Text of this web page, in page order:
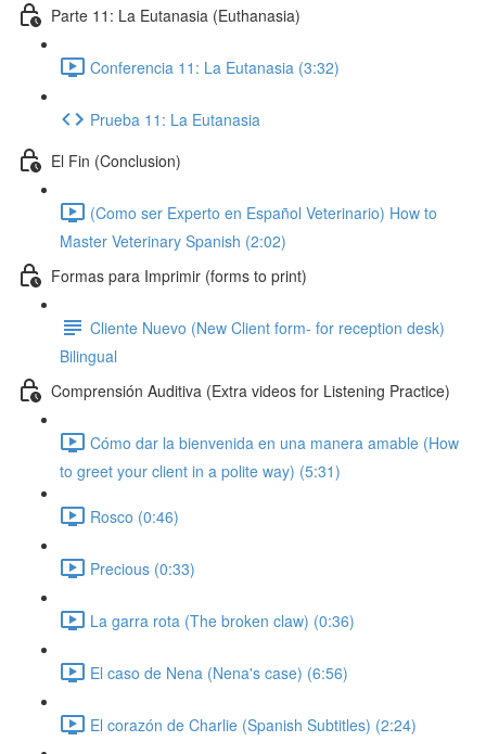
Parte 11: La Eutanasia (Euthanasia)
Conferencia 11: La Eutanasia (3:32)
Prueba 11: La Eutanasia
El Fin (Conclusion)
(Como ser Experto en Español Veterinario) How to
Master Veterinary Spanish (2:02)
Formas para Imprimir (forms to print)
Cliente Nuevo (New Client form- for reception desk)
Bilingual
Comprensión Auditiva (Extra videos for Listening Practice)
Cómo dar la bienvenida en una manera amable (How
to greet your client in a polite way) (5:31)
Rosco (0:46)
Precious (0:33)
La garra rota (The broken claw) (0:36)
El caso de Nena (Nena's case) (6:56)
El corazón de Charlie (Spanish Subtitles) (2:24)